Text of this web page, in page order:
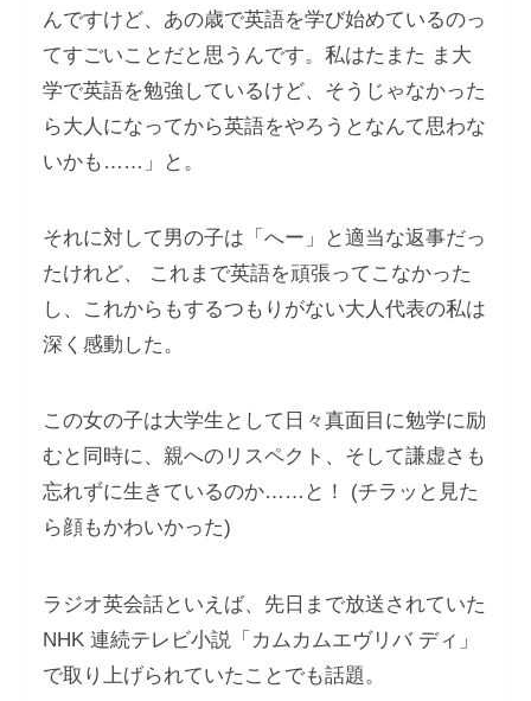
んですけど、あの歳で英語を学び始めているのっ
てすごいことだと思うんです。私はたまた ま大
学で英語を勉強しているけど、そうじゃなかった
ら大人になってから英語をやろうとなんて思わな
いかも……」と。
それに対して男の子は「へー」と適当な返事だっ
たけれど、 これまで英語を頑張ってこなかった
し、これからもするつもりがない大人代表の私は
深く感動した。
この女の子は大学生として日々真面目に勉学に励
むと同時に、親へのリスペクト、そして謙虚さも
忘れずに生きているのか……と！ (チラッと見た
ら顔もかわいかった)
ラジオ英会話といえば、先日まで放送されていた
NHK 連続テレビ小説「カムカムエヴリバ ディ」
で取り上げられていたことでも話題。